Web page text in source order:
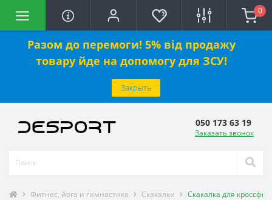
Разом до перемоги! 5% від продажу
товару йде на допомогу для ЗСУ!
Закрыть
0
050 173 63 19
Заказать звонок
Фитнес, йога и гимнастика Скакалки Скакалка для